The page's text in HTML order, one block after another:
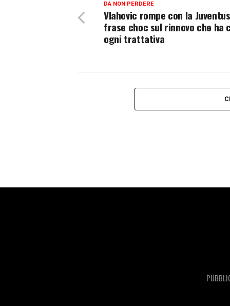
DA NON PERDERE
Vlahovic rompe con la
frase choc sul rinnovo che ha
ogni trattativa